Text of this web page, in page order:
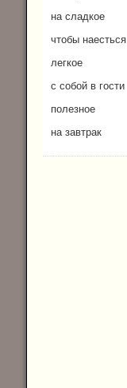
на сладкое
чтобы наесться
легкое
с собой в гости
полезное
на завтрак